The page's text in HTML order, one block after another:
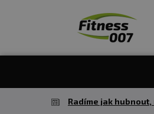
Radíme jak